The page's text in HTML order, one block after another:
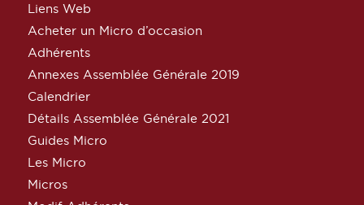
Liens Web
Acheter un Micro d’occasion
Adhérents
Annexes Assemblée Générale 2019
Calendrier
Détails Assemblée Générale 2021
Guides Micro
Les Micro
Micros